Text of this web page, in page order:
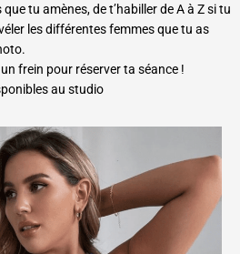
tu amènes, de t’habiller de A à Z si tu
les différentes femmes que tu as
frein pour réserver ta séance !
au studio